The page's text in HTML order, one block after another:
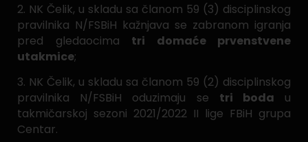
2. NK Čelik, u skladu sa članom 59 (3) disciplinskog
pravilnika N/FSBiH kažnjava se zabranom igranja
pred gledaocima tri domaće prvenstvene
utakmice;
3. NK Čelik, u skladu sa članom 59 (2) disciplinskog
pravilnika N/FSBiH oduzimaju se tri boda u
takmičarskoj sezoni 2021/2022 II lige FBiH grupa
Centar.